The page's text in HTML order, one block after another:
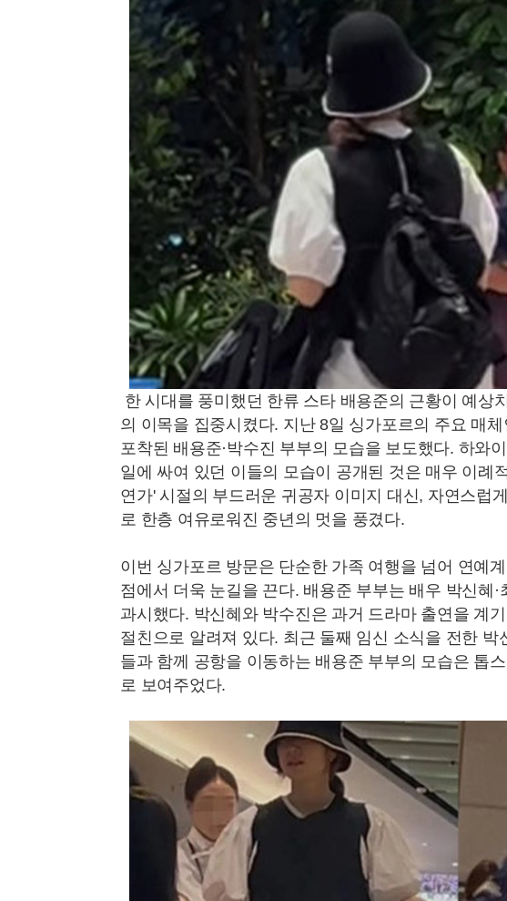
한 시대를 풍미했던 한류 스타 배용준의 근황이 예상
의 이목을 집중시켰다. 지난 8일 싱가포르의 주요 매
포착된 배용준·박수진 부부의 모습을 보도했다. 하와
일에 싸여 있던 이들의 모습이 공개된 것은 매우 이례
연가' 시절의 부드러운 귀공자 이미지 대신, 자연스럽
로 한층 여유로워진 중년의 멋을 풍겼다.
이번 싱가포르 방문은 단순한 가족 여행을 넘어 연예
점에서 더욱 눈길을 끈다. 배용준 부부는 배우 박신혜
과시했다. 박신혜와 박수진은 과거 드라마 출연을 계
절친으로 알려져 있다. 최근 둘째 임신 소식을 전한 박
들과 함께 공항을 이동하는 배용준 부부의 모습은 톱
로 보여주었다.